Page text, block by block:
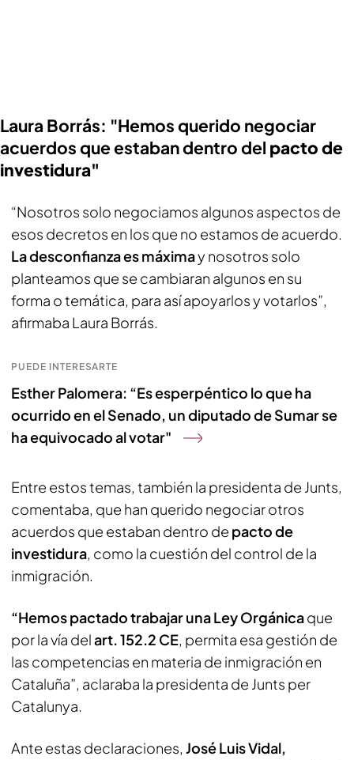
Laura Borrás: "Hemos querido negociar
acuerdos que estaban dentro del pacto de
investidura"
“Nosotros solo negociamos algunos aspectos de
esos decretos en los que no estamos de acuerdo.
La desconfianza es máximay nosotros solo
planteamos que se cambiaran algunos en su
forma o temática, para así apoyarlos y votarlos”,
afirmaba Laura Borrás.
PUEDE INTERESARTE
Esther Palomera: “Es esperpéntico lo que ha
ocurrido en el Senado, un diputado de Sumar se
ha equivocado al votar"
Entre estos temas, también la presidenta de Junts,
comentaba, que han querido negociar otros
acuerdos que estaban dentro de pacto de
investidura, como la cuestión del control de la
inmigración.
“Hemos pactado trabajar una Ley Orgánicaque
por la vía delart. 152.2 CE, permita esa gestión de
las competencias en materia de inmigración en
Cataluña”, aclaraba la presidenta de Junts per
Catalunya.
Ante estas declaraciones, José Luis Vidal,